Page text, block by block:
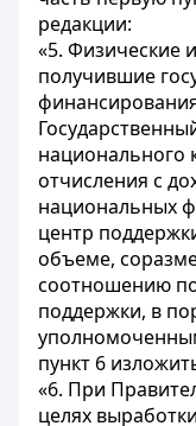
редакции:
«5. Физические
получившие
национального
отчисления с
национальных
центр
объеме,
соотношению
поддержки, в
пункт 6
«6. При
целях